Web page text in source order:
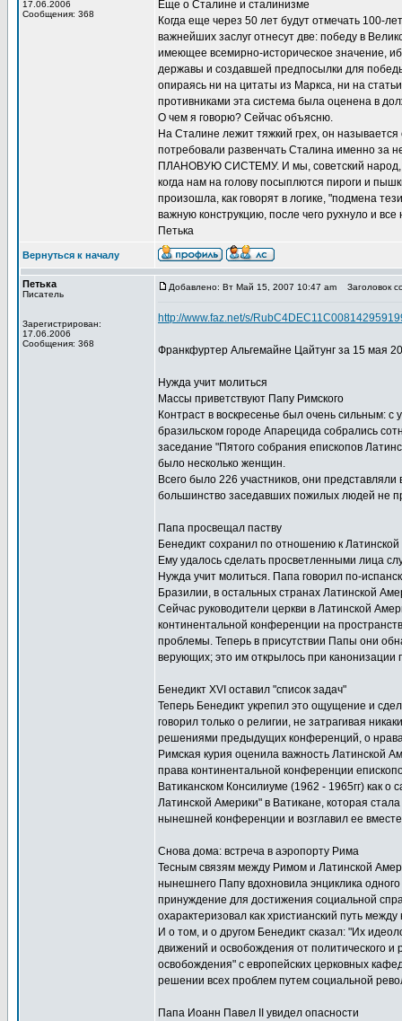
17.06.2006
Сообщения: 368
Еще о Сталине и сталинизме
Когда еще через 50 лет будут отмечать 100-
важнейших заслуг отнесут две: победу в
имеющее всемирно-историческое значение,
державы и создавшей предпосылки для
опираясь ни на цитаты из Маркса, ни на
противниками эта система была оценена в
О чем я говорю? Сейчас объясню.
На Сталине лежит тяжкий грех, он называется
потребовали развенчать Сталина именно за
ПЛАНОВУЮ СИСТЕМУ. И мы, советский народ,
когда нам на голову посыплются пироги и
произошла, как говорят в логике, "подмена
важную конструкцию, после чего рухнуло и
Петька
Вернуться к началу
Петька
Писатель
Зарегистрирован:
17.06.2006
Сообщения: 368
Добавлено: Вт Май 15, 2007 10:47 am Заголовок
http://www.faz.net/s/
Франкфуртер Альгемайне Цайтунг за 15 мая
Нужда учит молиться
Массы приветствуют Папу Римского
Контраст в воскресенье был очень сильным:
бразильском городе Апарецида собрались
заседание "Пятого собрания епископов
было несколько женщин.
Всего было 226 участников, они
большинство заседавших пожилых людей не
Папа просвещал паству
Бенедикт сохранил по отношению к
Ему удалось сделать просветленными лица
Нужда учит молиться. Папа говорил по-
Бразилии, в остальных странах Латинской
Сейчас руководители церкви в Латинской
континентальной конференции на
проблемы. Теперь в присутствии Папы они
верующих; это им открылось при канонизации
Бенедикт XVI оставил "список задач"
Теперь Бенедикт укрепил это ощущение и
говорил только о религии, не затрагивая
решениями предыдущих конференций, о
Римская курия оценила важность Латинской
права континентальной конференции
Ватиканском Консилиуме (1962 - 1965гг) как
Латинской Америки" в Ватикане, которая
нынешней конференции и возглавил ее
Снова дома: встреча в аэропорту Рима
Тесным связям между Римом и Латинской
нынешнего Папу вдохновила энциклика
принуждение для достижения социальной
охарактеризовал как христианский путь
И о том, и о другом Бенедикт сказал: "Их
движений и освобождения от политического
освобождения" с европейских церковных
решении всех проблем путем социальной
Папа Иоанн Павел II увидел опасности